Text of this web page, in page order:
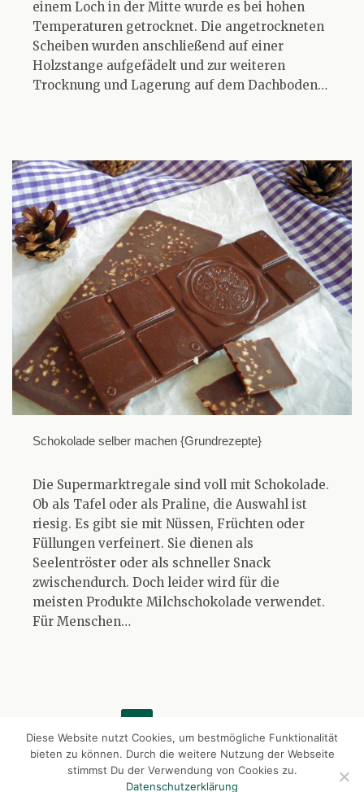
einem Loch in der Mitte wurde es bei hohen
Temperaturen getrocknet. Die angetrockneten
Scheiben wurden anschließend auf einer
Holzstange aufgefädelt und zur weiteren
Trocknung und Lagerung auf dem Dachboden…
Schokolade selber machen {Grundrezepte}
Die Supermarktregale sind voll mit Schokolade.
Ob als Tafel oder als Praline, die Auswahl ist
riesig. Es gibt sie mit Nüssen, Früchten oder
Füllungen verfeinert. Sie dienen als
Seelentröster oder als schneller Snack
zwischendurch. Doch leider wird für die
meisten Produkte Milchschokolade verwendet.
Für Menschen…
Diese Website nutzt Cookies, um bestmögliche Funktionalität
bieten zu können. Durch die weitere Nutzung der Webseite
stimmst Du der Verwendung von Cookies zu.
Datenschutzerklärung